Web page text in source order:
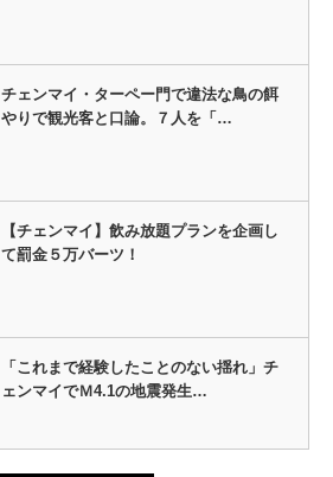
チェンマイ・ターペー門で違法な鳥の餌
やりで観光客と口論。７人を「…
【チェンマイ】飲み放題プランを企画し
て罰金５万バーツ！
「これまで経験したことのない揺れ」チ
ェンマイでＭ4.1の地震発生…